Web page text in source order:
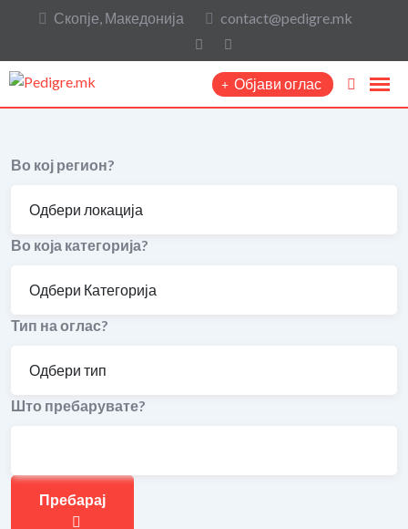
Скопје, Македонија contact@pedigre.mk
Објави оглас
Во кој регион?
Во која категорија?
Тип на оглас?
Што пребарувате?
Пребарај